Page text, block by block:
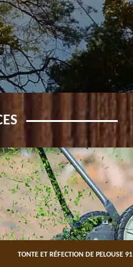
TONTE ET RÉFECTION DE PELOUSE 91